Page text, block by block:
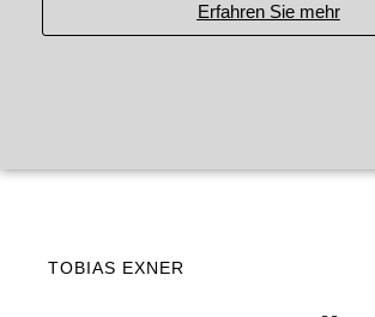
Erfahren Sie mehr
TOBIAS EXNER